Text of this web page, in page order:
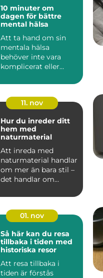
10 minuter om
dagen för bättre
mental hälsa
Att ta hand om sin
mentala hälsa
behöver inte vara
komplicerat eller
11. nov
Hur du inreder ditt
hem med
naturmaterial
Att inreda med
naturmaterial handlar
om mer än bara stil –
det handlar om
01. nov
Så här kan du resa
tillbaka i tiden med
historiska resor
Att resa tillbaka i
tiden är förstås